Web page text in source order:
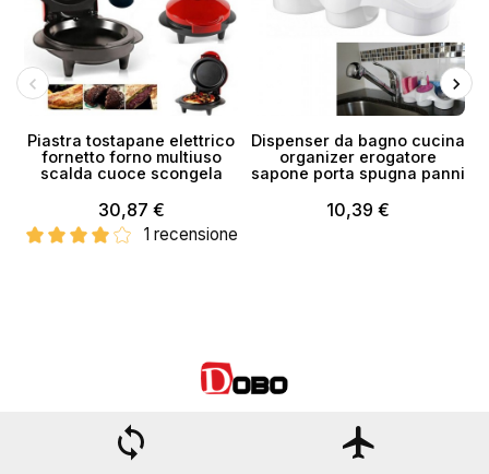
Piastra tostapane elettrico
fornetto forno multiuso
scalda cuoce scongela
30,87 €
1 recensione
Dispenser da bagno cucina
organizer erogatore
sapone porta spugna panni
10,39 €
loop flight